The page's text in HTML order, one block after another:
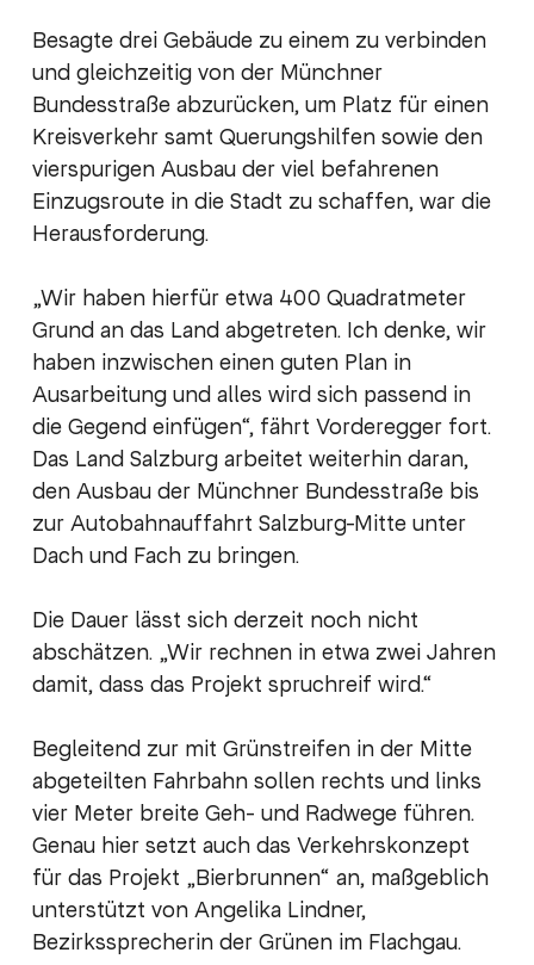
Besagte drei Gebäude zu einem zu verbinden
und gleichzeitig von der Münchner
Bundesstraße abzurücken, um Platz für einen
Kreisverkehr samt Querungshilfen sowie den
vierspurigen Ausbau der viel befahrenen
Einzugsroute in die Stadt zu schaffen, war die
Herausforderung.
„Wir haben hierfür etwa 400 Quadratmeter
Grund an das Land abgetreten. Ich denke, wir
haben inzwischen einen guten Plan in
Ausarbeitung und alles wird sich passend in
die Gegend einfügen“, fährt Vorderegger fort.
Das Land Salzburg arbeitet weiterhin daran,
den Ausbau der Münchner Bundesstraße bis
zur Autobahnauffahrt Salzburg-Mitte unter
Dach und Fach zu bringen.
Die Dauer lässt sich derzeit noch nicht
abschätzen. „Wir rechnen in etwa zwei Jahren
damit, dass das Projekt spruchreif wird.“
Begleitend zur mit Grünstreifen in der Mitte
abgeteilten Fahrbahn sollen rechts und links
vier Meter breite Geh- und Radwege führen.
Genau hier setzt auch das Verkehrskonzept
für das Projekt „Bierbrunnen“ an, maßgeblich
unterstützt von Angelika Lindner,
Bezirkssprecherin der Grünen im Flachgau.